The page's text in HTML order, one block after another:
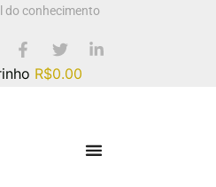
do conhecimento
R$0.00